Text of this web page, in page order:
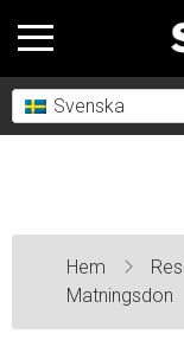
Svenska
Hem
Matningsdon